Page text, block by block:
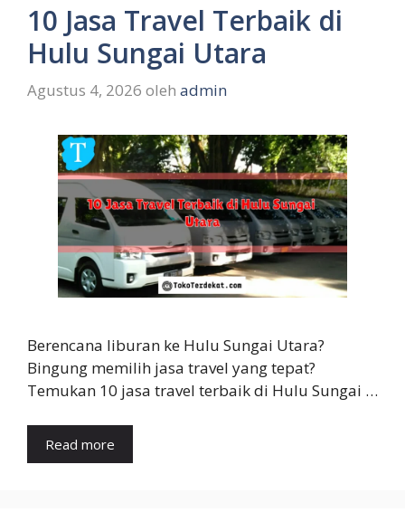
10 Jasa Travel Terbaik di
Hulu Sungai Utara
Agustus 4, 2026 oleh admin
Berencana liburan ke Hulu Sungai Utara?
Bingung memilih jasa travel yang tepat?
Temukan 10 jasa travel terbaik di Hulu Sungai …
Read more